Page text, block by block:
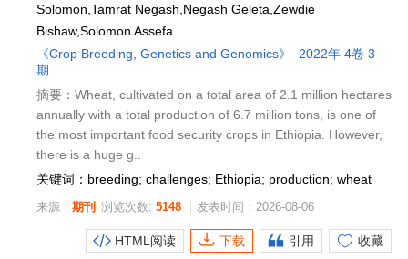
Solomon,Tamrat Negash,Negash Geleta,Zewdie
Bishaw,Solomon Assefa
《Crop Breeding, Genetics and Genomics》
2022年 4卷 3
期
摘要：Wheat, cultivated on a total area of 2.1 million hectares
annually with a total production of 6.7 million tons, is one of
the most important food security crops in Ethiopia. However,
there is a huge g..
关键词：breeding; challenges; Ethiopia; production; wheat
来源： 期刊 浏览次数: 5148 发表时间：2026-08-06
HTML阅读 下载 引用 收藏